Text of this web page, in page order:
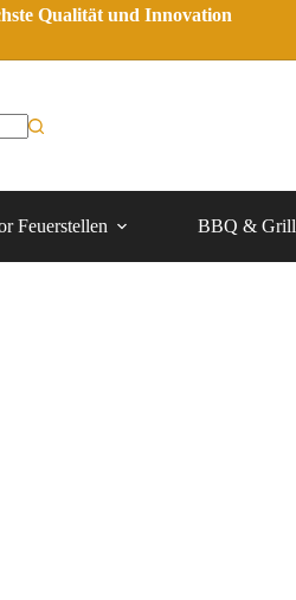
Qualität und Innovation
Feuerstellen BBQ & Grill